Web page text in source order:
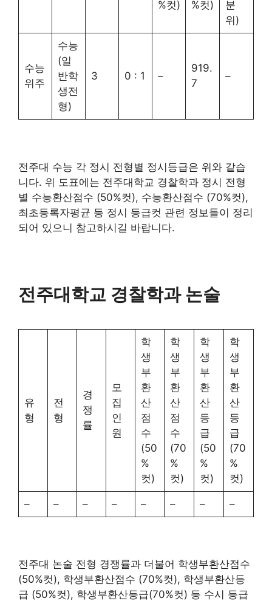
%컷) %컷)
분
위)
수능
위주
수능
(일
반학
생전
형)
3 0 : 1 –
919.
7
–
전주대 수능 각 정시 전형별 정시등급은 위와 같습
니다. 위 도표에는 전주대학교 경찰학과 정시 전형
별 수능환산점수 (50%컷), 수능환산점수 (70%컷),
최초등록자평균 등 정시 등급컷 관련 정보들이 정리
되어 있으니 참고하시길 바랍니다.
전주대학교 경찰학과 논술
유
형
전
형
경
쟁
률
모
집
인
원
학
생
부
환
산
점
수
(50
%
컷)
학
생
부
환
산
점
수
(70
%
컷)
학
생
부
환
산
등
급
(50
%
컷)
학
생
부
환
산
등
급
(70
%
컷)
– – – – – – – –
전주대 논술 전형 경쟁률과 더불어 학생부환산점수
(50%컷), 학생부환산점수 (70%컷), 학생부환산등
급 (50%컷), 학생부환산등급(70%컷) 등 수시 등급